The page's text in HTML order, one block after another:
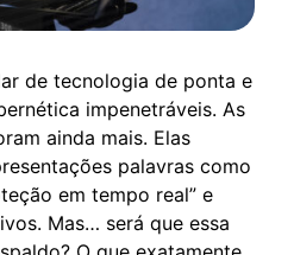
de tecnologia de ponta e
impenetráveis. As
ainda mais. Elas
palavras como
em tempo real” e
Mas… será que essa